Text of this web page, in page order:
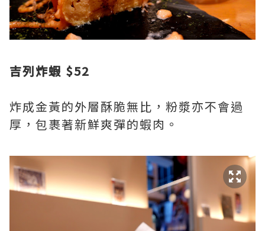
吉列炸蝦 $52
炸成金黃的外層酥脆無比，粉漿亦不會過
厚，包裹著新鮮爽彈的蝦肉。